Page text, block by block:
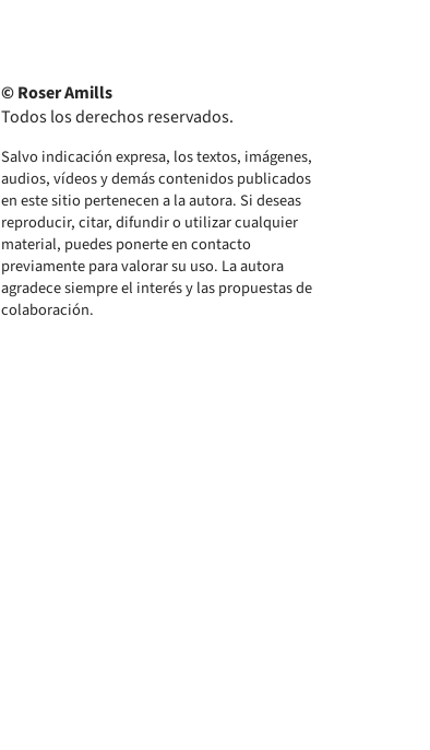
© Roser Amills
Todos los derechos reservados.
Salvo indicación expresa, los textos, imágenes,
audios, vídeos y demás contenidos publicados
en este sitio pertenecen a la autora. Si deseas
reproducir, citar, difundir o utilizar cualquier
material, puedes ponerte en contacto
previamente para valorar su uso. La autora
agradece siempre el interés y las propuestas de
colaboración.